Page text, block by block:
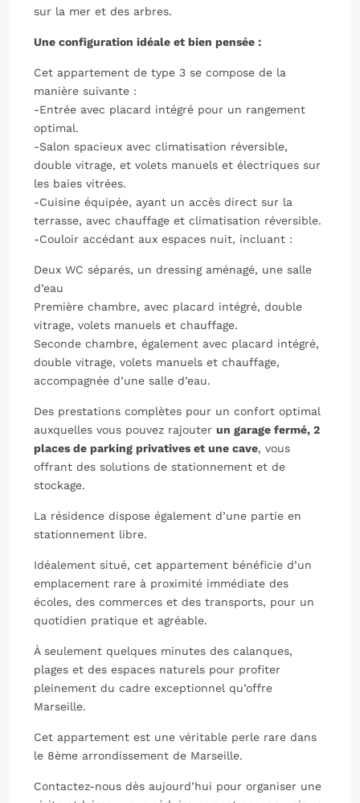
sur la mer et des arbres.
Une configuration idéale et bien pensée :
Cet appartement de type 3 se compose de la
manière suivante :
-Entrée avec placard intégré pour un rangement
optimal.
-Salon spacieux avec climatisation réversible,
double vitrage, et volets manuels et électriques sur
les baies vitrées.
-Cuisine équipée, ayant un accès direct sur la
terrasse, avec chauffage et climatisation réversible.
-Couloir accédant aux espaces nuit, incluant :
Deux WC séparés, un dressing aménagé, une salle
d’eau
Première chambre, avec placard intégré, double
vitrage, volets manuels et chauffage.
Seconde chambre, également avec placard intégré,
double vitrage, volets manuels et chauffage,
accompagnée d’une salle d’eau.
Des prestations complètes pour un confort optimal
auxquelles vous pouvez rajouter un garage fermé, 2
places de parking privatives et une cave, vous
offrant des solutions de stationnement et de
stockage.
La résidence dispose également d’une partie en
stationnement libre.
Idéalement situé, cet appartement bénéficie d’un
emplacement rare à proximité immédiate des
écoles, des commerces et des transports, pour un
quotidien pratique et agréable.
À seulement quelques minutes des calanques,
plages et des espaces naturels pour profiter
pleinement du cadre exceptionnel qu’offre
Marseille.
Cet appartement est une véritable perle rare dans
le 8ème arrondissement de Marseille.
Contactez-nous dès aujourd’hui pour organiser une